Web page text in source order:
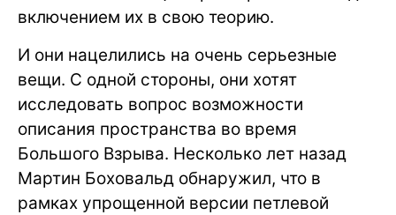
включением их в свою теорию.
И они нацелились на очень серьезные
вещи. С одной стороны, они хотят
исследовать вопрос возможности
описания пространства во время
Большого Взрыва. Несколько лет назад
Мартин Боховальд обнаружил, что в
рамках упрощенной версии петлевой